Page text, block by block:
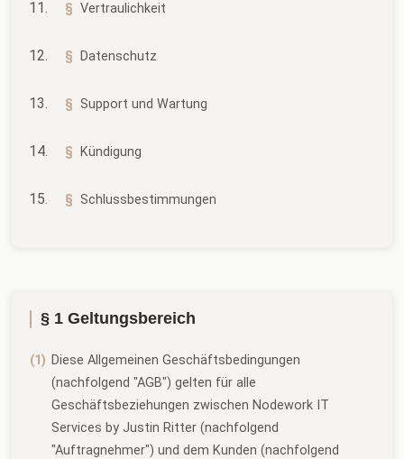
Vertraulichkeit
Datenschutz
Support und Wartung
Kündigung
Schlussbestimmungen
§ 1 Geltungsbereich
Diese Allgemeinen Geschäftsbedingungen
(nachfolgend "AGB") gelten für alle
Geschäftsbeziehungen zwischen Nodework IT
Services by Justin Ritter (nachfolgend
"Auftragnehmer") und dem Kunden (nachfolgend